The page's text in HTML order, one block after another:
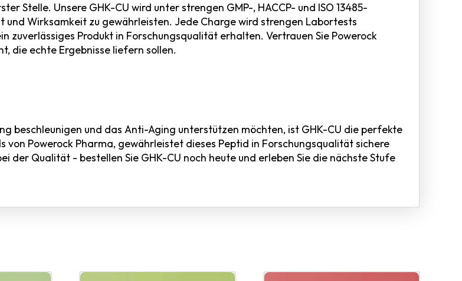
Stelle. Unsere GHK-CU wird unter strengen GMP-, HACCP- und ISO 13485-
Wirksamkeit zu gewährleisten. Jede Charge wird strengen Labortests
zuverlässiges Produkt in Forschungsqualität erhalten. Vertrauen Sie Powerock
die echte Ergebnisse liefern sollen.
beschleunigen und das Anti-Aging unterstützen möchten, ist GHK-CU die perfekte
Powerock Pharma, gewährleistet dieses Peptid in Forschungsqualität sichere
der Qualität - bestellen Sie GHK-CU noch heute und erleben Sie die nächste Stufe